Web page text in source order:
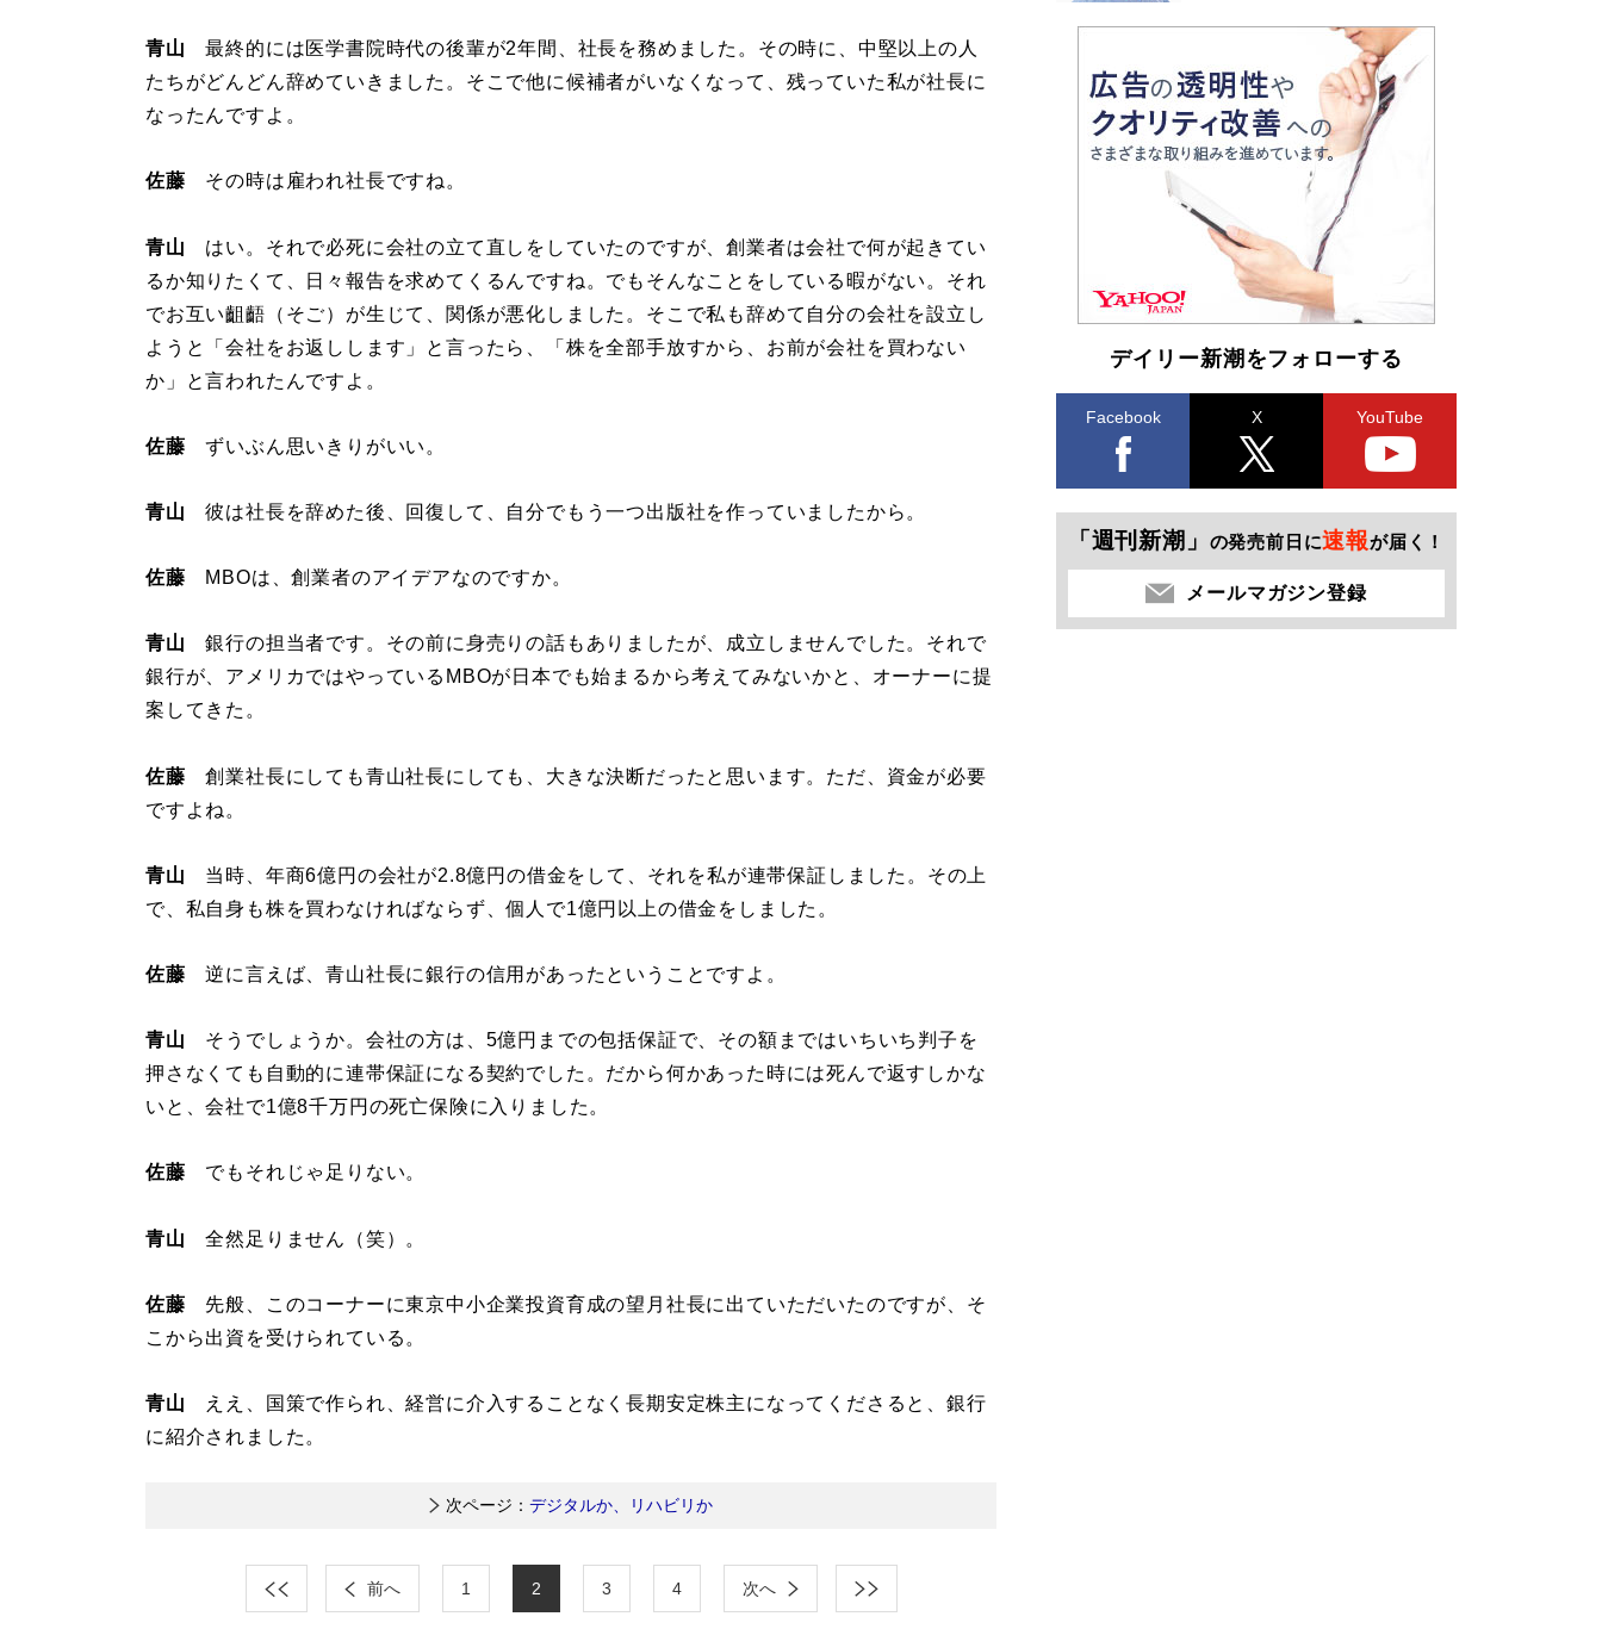
青山 最終的には医学書院時代の後輩が2年間、社長を務めました。その時に、中堅以上の人
たちがどんどん辞めていきました。そこで他に候補者がいなくなって、残っていた私が社長に
なったんですよ。
佐藤 その時は雇われ社長ですね。
青山 はい。それで必死に会社の立て直しをしていたのですが、創業者は会社で何が起きてい
るか知りたくて、日々報告を求めてくるんですね。でもそんなことをしている暇がない。それ
でお互い齟齬（そご）が生じて、関係が悪化しました。そこで私も辞めて自分の会社を設立し
ようと「会社をお返しします」と言ったら、「株を全部手放すから、お前が会社を買わない
か」と言われたんですよ。
佐藤 ずいぶん思いきりがいい。
青山 彼は社長を辞めた後、回復して、自分でもう一つ出版社を作っていましたから。
佐藤 MBOは、創業者のアイデアなのですか。
青山 銀行の担当者です。その前に身売りの話もありましたが、成立しませんでした。それで
銀行が、アメリカではやっているMBOが日本でも始まるから考えてみないかと、オーナーに提
案してきた。
佐藤 創業社長にしても青山社長にしても、大きな決断だったと思います。ただ、資金が必要
ですよね。
青山 当時、年商6億円の会社が2.8億円の借金をして、それを私が連帯保証しました。その上
で、私自身も株を買わなければならず、個人で1億円以上の借金をしました。
佐藤 逆に言えば、青山社長に銀行の信用があったということですよ。
青山 そうでしょうか。会社の方は、5億円までの包括保証で、その額まではいちいち判子を
押さなくても自動的に連帯保証になる契約でした。だから何かあった時には死んで返すしかな
いと、会社で1億8千万円の死亡保険に入りました。
佐藤 でもそれじゃ足りない。
青山 全然足りません（笑）。
佐藤 先般、このコーナーに東京中小企業投資育成の望月社長に出ていただいたのですが、そ
こから出資を受けられている。
青山 ええ、国策で作られ、経営に介入することなく長期安定株主になってくださると、銀行
に紹介されました。
次ページ： デジタルか、リハビリか
前へ 1 2 3 4 次へ
デイリー新潮をフォローする
Facebook X YouTube
「週刊新潮」 の発売前日に速報が届く！
メールマガジン登録